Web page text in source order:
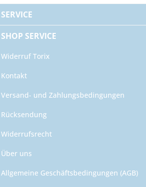
SERVICE
SHOP SERVICE
Widerruf Torix
Kontakt
Versand- und Zahlungsbedingungen
Rücksendung
Widerrufsrecht
Über uns
Allgemeine Geschäftsbedingungen (AGB)